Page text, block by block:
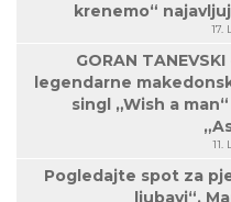
krenemo“
17.
GORAN
legendarne
singl „Wish a
11.
Pogledajte spot za
ljubavi“,